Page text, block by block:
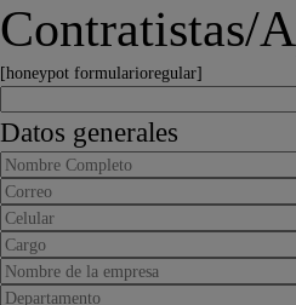
Contratistas/
[honeypot formularioregular]
Datos generales